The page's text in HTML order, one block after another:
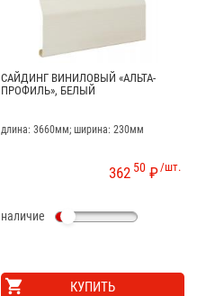
САЙДИНГ ВИНИЛОВЫЙ «АЛЬТА-
ПРОФИЛЬ», БЕЛЫЙ
длина: 3660мм; ширина: 230мм
/шт.
362 50 ₽
наличие
КУПИТЬ